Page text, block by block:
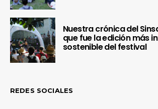
Nuestra crónica del
que fue la edición más
sostenible del festival
REDES SOCIALES